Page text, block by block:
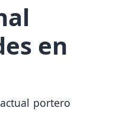
en
portero